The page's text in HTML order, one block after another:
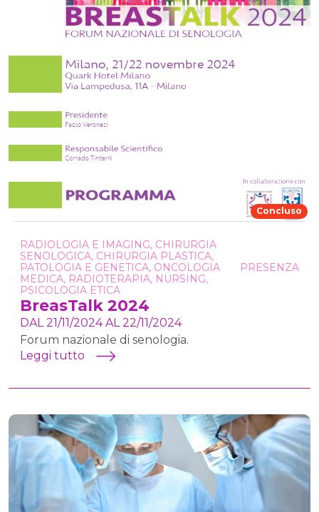
Concluso
RADIOLOGIA E IMAGING, CHIRURGIA
SENOLOGICA, CHIRURGIA PLASTICA,
PATOLOGIA E GENETICA, ONCOLOGIA
MEDICA, RADIOTERAPIA, NURSING,
PSICOLOGIA ETICA
PRESENZA
BreasTalk 2024
DAL 21/11/2024 AL 22/11/2024
Forum nazionale di senologia.
Leggi tutto